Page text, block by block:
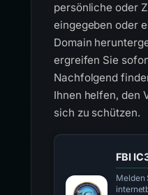
persönliche oder
eingegeben oder
Domain
ergreifen Sie
Nachfolgend
Ihnen helfen, den
sich zu schützen.
FBI
Melden